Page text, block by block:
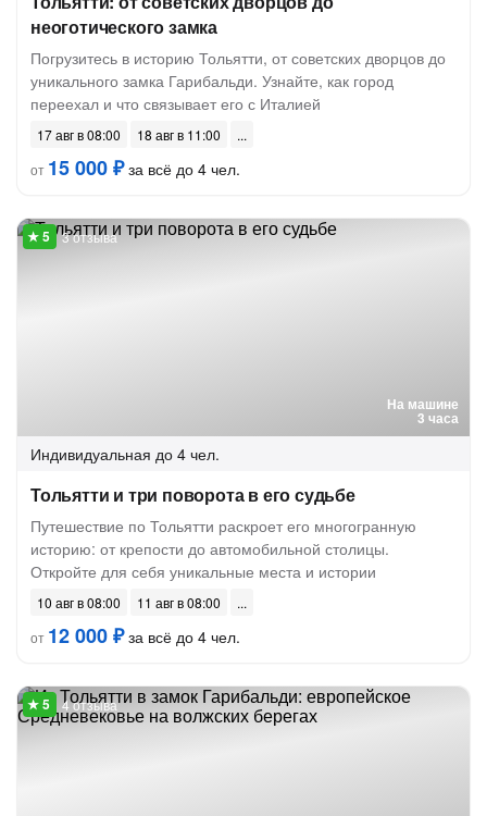
неоготического замка
Погрузитесь в историю Тольятти, от советских дворцов до
уникального замка Гарибальди. Узнайте, как город
переехал и что связывает его с Италией
17 авг в 08:00
18 авг в 11:00
от 15 000 ₽за всё до 4 чел.
На машине
3 часа
3 отзыва
Индивидуальная до 4 чел.
Тольятти и три поворота в его судьбе
Путешествие по Тольятти раскроет его многогранную
историю: от крепости до автомобильной столицы.
Откройте для себя уникальные места и истории
10 авг в 08:00
11 авг в 08:00
от 12 000 ₽за всё до 4 чел.
4 отзыва